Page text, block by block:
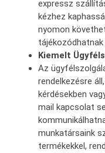
expressz
kézhez
nyomon
Kiemelt
Az
rendelkezésre
kérdésekben
mail kapcsolat
munkatársaink
termékekkel,